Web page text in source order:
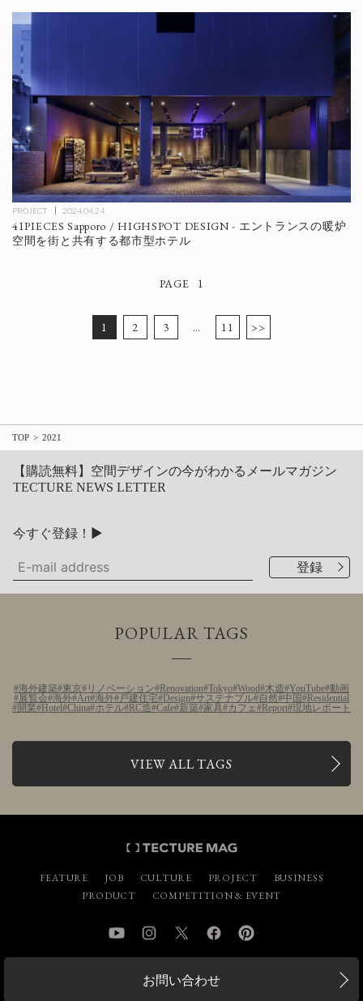
PROJECT 2024.04.24
41PIECES Sapporo / HIGHSPOT DESIGN - エントランスの暖炉
空間を街と共有する都市型ホテル
1
1 2 3 … 11 >>
TOP 2021
【購読無料】空間デザインの今がわかるメールマガジン
TECTURE NEWS LETTER
今すぐ登録！▶
POPULAR TAGS
海外建築 東京 リノベーション Renovation Tokyo Wood 木造 YouTube 動画
展覧会 海外 Art 海外 戸建住宅 Design サステナブル 自然 中国
Residential
開業
Hotel China ホテル RC造 Cafe 新築 家具 カフェ Report 現地レポート
VIEW ALL TAGS
FEATURE JOB CULTURE PROJECT
BUSINESS
PRODUCT
COMPETITION & EVENT
YouTube InstagramTwitter Facebook
お問い合わせ